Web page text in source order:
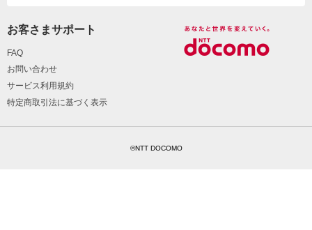
お客さまサポート
FAQ
お問い合わせ
サービス利用規約
特定商取引法に基づく表示
©NTT DOCOMO